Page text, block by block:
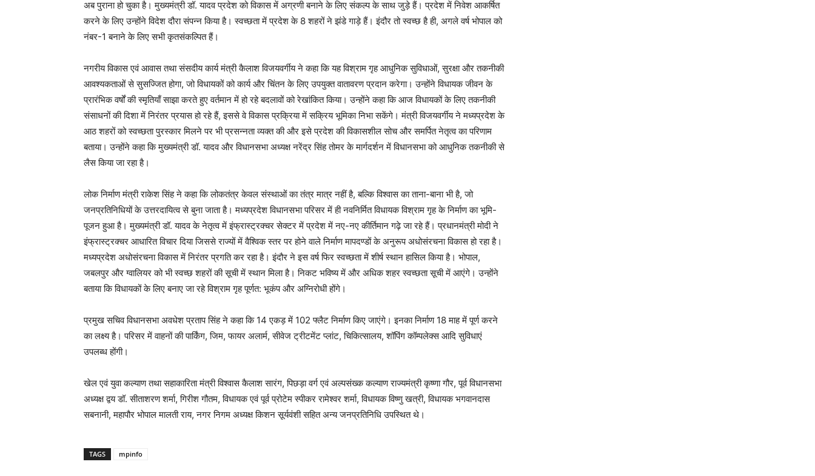
अब पुराना हो चुका है। मुख्यमंत्री डॉ. यादव प्रदेश को विकास में अग्रणी बनाने के लिए संकल्प के साथ जुड़े हैं। प्रदेश में निवेश आकर्षित
करने के लिए उन्होंने विदेश दौरा संपन्न किया है। स्वच्छता में प्रदेश के 8 शहरों ने झंडे गाड़े हैं। इंदौर तो स्वच्छ है ही, अगले वर्ष भोपाल को
नंबर-1 बनाने के लिए सभी कृतसंकल्पित हैं।
नगरीय विकास एवं आवास तथा संसदीय कार्य मंत्री कैलाश विजयवर्गीय ने कहा कि यह विश्राम गृह आधुनिक सुविधाओं, सुरक्षा और तकनीकी
आवश्यकताओं से सुसज्जित होगा, जो विधायकों को कार्य और चिंतन के लिए उपयुक्त वातावरण प्रदान करेगा। उन्होंने विधायक जीवन के
प्रारंभिक वर्षों की स्मृतियाँ साझा करते हुए वर्तमान में हो रहे बदलावों को रेखांकित किया। उन्होंने कहा कि आज विधायकों के लिए तकनीकी
संसाधनों की दिशा में निरंतर प्रयास हो रहे हैं, इससे वे विकास प्रक्रिया में सक्रिय भूमिका निभा सकेंगे। मंत्री विजयवर्गीय ने मध्यप्रदेश के
आठ शहरों को स्वच्छता पुरस्कार मिलने पर भी प्रसन्नता व्यक्त की और इसे प्रदेश की विकासशील सोच और समर्पित नेतृत्व का परिणाम
बताया। उन्होंने कहा कि मुख्यमंत्री डॉ. यादव और विधानसभा अध्यक्ष नरेंद्र सिंह तोमर के मार्गदर्शन में विधानसभा को आधुनिक तकनीकी से
लैस किया जा रहा है।
लोक निर्माण मंत्री राकेश सिंह ने कहा कि लोकतंत्र केवल संस्थाओं का तंत्र मात्र नहीं है, बल्कि विश्वास का ताना-बाना भी है, जो
जनप्रतिनिधियों के उत्तरदायित्व से बुना जाता है। मध्यप्रदेश विधानसभा परिसर में ही नवनिर्मित विधायक विश्राम गृह के निर्माण का भूमि-
पूजन हुआ है। मुख्यमंत्री डॉ. यादव के नेतृत्व में इंफ्रास्ट्रक्चर सेक्टर में प्रदेश में नए-नए कीर्तिमान गढ़े जा रहे हैं। प्रधानमंत्री मोदी ने
इंफ्रास्ट्रक्चर आधारित विचार दिया जिससे राज्यों में वैश्विक स्तर पर होने वाले निर्माण मापदण्डों के अनुरूप अधोसंरचना विकास हो रहा है।
मध्यप्रदेश अधोसंरचना विकास में निरंतर प्रगति कर रहा है। इंदौर ने इस वर्ष फिर स्वच्छता में शीर्ष स्थान हासिल किया है। भोपाल,
जबलपुर और ग्वालियर को भी स्वच्छ शहरों की सूची में स्थान मिला है। निकट भविष्य में और अधिक शहर स्वच्छता सूची में आएंगे। उन्होंने
बताया कि विधायकों के लिए बनाए जा रहे विश्राम गृह पूर्णत: भूकंप और अग्निरोधी होंगे।
प्रमुख सचिव विधानसभा अवधेश प्रताप सिंह ने कहा कि 14 एकड़ में 102 फ्लैट निर्माण किए जाएंगे। इनका निर्माण 18 माह में पूर्ण करने
का लक्ष्य है। परिसर में वाहनों की पार्किंग, जिम, फायर अलार्म, सीवेज ट्रीटमेंट प्लांट, चिकित्सालय, शॉपिंग कॉम्पलेक्स आदि सुविधाएं
उपलब्ध होंगी।
खेल एवं युवा कल्याण तथा सहाकारिता मंत्री विश्वास कैलाश सारंग, पिछड़ा वर्ग एवं अल्पसंख्क कल्याण राज्यमंत्री कृष्णा गौर, पूर्व विधानसभा
अध्यक्ष द्वय डॉ. सीताशरण शर्मा, गिरीश गौतम, विधायक एवं पूर्व प्रोटेम स्पीकर रामेश्वर शर्मा, विधायक विष्णु खत्री, विधायक भगवानदास
सबनानी, महापौर भोपाल मालती राय, नगर निगम अध्यक्ष किशन सूर्यवंशी सहित अन्य जनप्रतिनिधि उपस्थित थे।
TAGS mpinfo